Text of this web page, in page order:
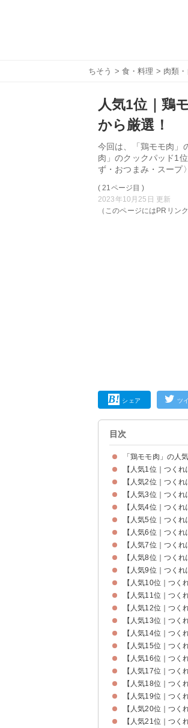
ちそう > 食・料理 > 肉類
人気1位｜鶏
から厳選！
今回は、「鶏モモ肉」
肉」のクックパッド1
ず・おつまみ・スープ
( 21ページ目 )
2023年10月25日 更新
（このページにはPRリン
シェア ツ
目次
「鶏モモ肉」の人
【人気1位｜つく
【人気2位｜つく
【人気3位｜つく
【人気4位｜つく
【人気5位｜つく
【人気6位｜つく
【人気7位｜つく
【人気8位｜つく
【人気9位｜つく
【人気10位｜つく
【人気11位｜つく
【人気12位｜つく
【人気13位｜つく
【人気14位｜つ
【人気15位｜つく
【人気16位｜つく
【人気17位｜つく
【人気18位｜つく
【人気19位｜つく
【人気20位｜つ
【人気21位｜つく